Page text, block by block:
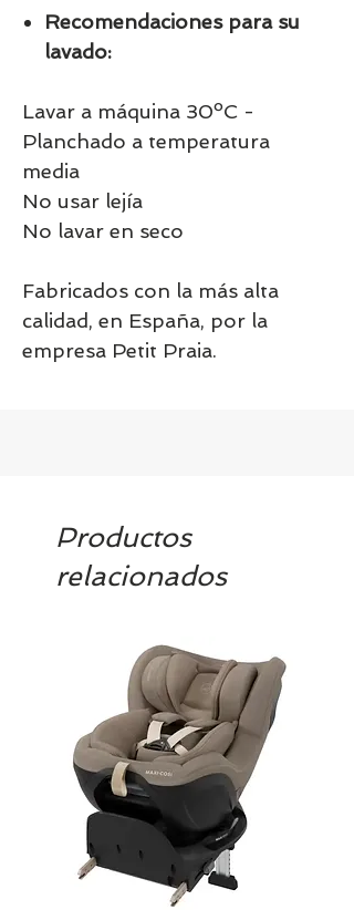
Recomendaciones para su
lavado:
Lavar a máquina 30ºC -
Planchado a temperatura
media
No usar lejía
No lavar en seco
Fabricados con la más alta
calidad, en España, por la
empresa Petit Praia.
Productos
relacionados